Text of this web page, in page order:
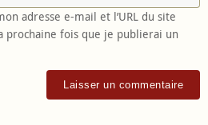
adresse e-mail et l’URL du site
prochaine fois que je publierai un